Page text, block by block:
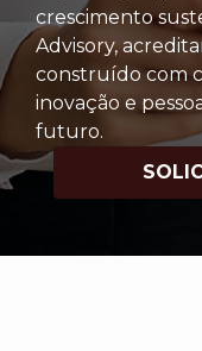
crescimento
Advisory,
construído com
inovação e
futuro.